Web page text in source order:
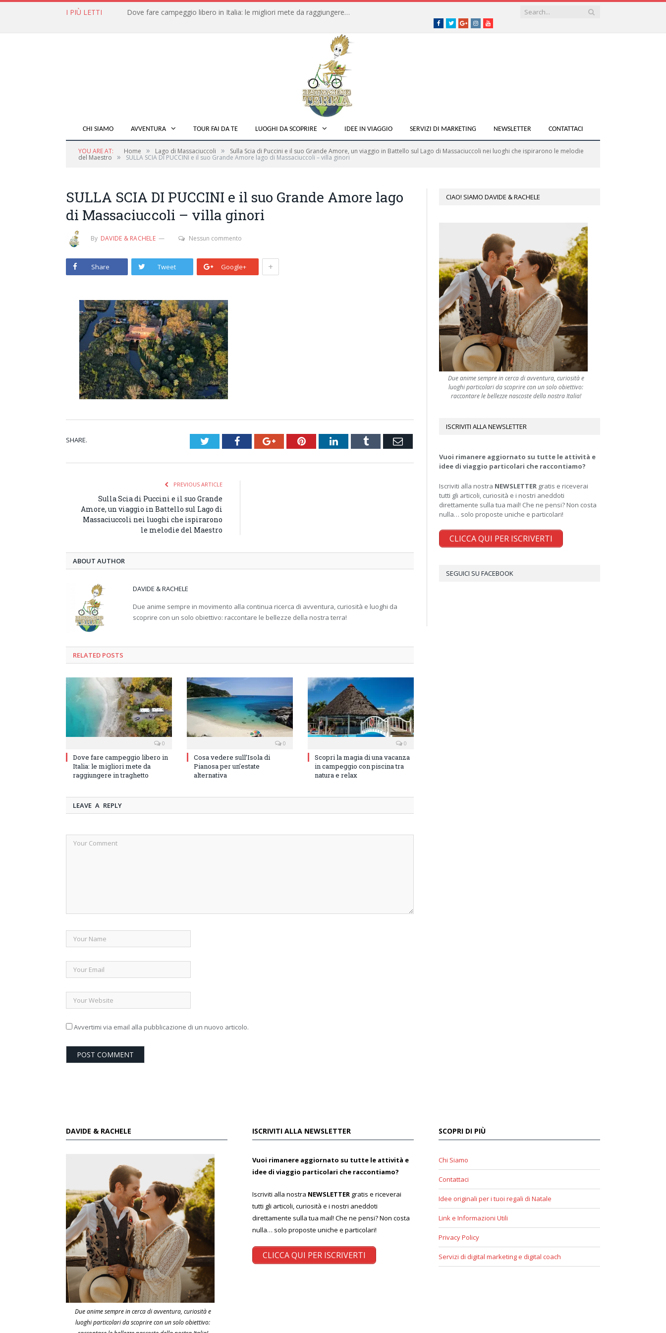
I PIÙ LETTI Dove fare campeggio libero in Italia: le migliori mete da raggiungere in traghetto
Facebook
TwitterGoogle+instagramyoutube
CHI SIAMO AVVENTURA TOUR FAI DA TE LUOGHI DA SCOPRIRE IDEE IN VIAGGIO SERVIZI DI MARKETING NEWSLETTER CONTATTACI
YOU ARE AT: Home » Lago di Massaciuccoli » Sulla Scia di Puccini e il suo Grande Amore, un viaggio in Battello sul Lago di Massaciuccoli nei luoghi che ispirarono le melodie
del Maestro » SULLA SCIA DI PUCCINI e il suo Grande Amore lago di Massaciuccoli – villa ginori
SULLA SCIA DI PUCCINI e il suo Grande Amore lago
di Massaciuccoli – villa ginori
By DAVIDE & RACHELE Nessun commento
Share Tweet Google+ +
SHARE. TwitterFacebookGoogle+PinterestLinkedInTumblr Email
PREVIOUS ARTICLE
Sulla Scia di Puccini e il suo Grande
Amore, un viaggio in Battello sul Lago di
Massaciuccoli nei luoghi che ispirarono
le melodie del Maestro
ABOUT AUTHOR
DAVIDE & RACHELE
Due anime sempre in movimento alla continua ricerca di avventura, curiosità e luoghi da
scoprire con un solo obiettivo: raccontare le bellezze della nostra terra!
RELATED POSTS
0
Dove fare campeggio libero in
Italia: le migliori mete da
raggiungere in traghetto
0
Cosa vedere sull’Isola di
Pianosa per un’estate
alternativa
0
Scopri la magia di una vacanza
in campeggio con piscina tra
natura e relax
LEAVE A REPLY
Avvertimi via email alla pubblicazione di un nuovo articolo.
CIAO! SIAMO DAVIDE & RACHELE
Due anime sempre in cerca di avventura, curiosità e
luoghi particolari da scoprire con un solo obiettivo:
raccontare le bellezze nascoste della nostra Italia!
ISCRIVITI ALLA NEWSLETTER
Vuoi rimanere aggiornato su tutte le attività e
idee di viaggio particolari che raccontiamo?
Iscriviti alla nostra NEWSLETTER gratis e riceverai
tutti gli articoli, curiosità e i nostri aneddoti
direttamente sulla tua mail! Che ne pensi? Non costa
nulla… solo proposte uniche e particolari!
CLICCA QUI PER ISCRIVERTI
SEGUICI SU FACEBOOK
DAVIDE & RACHELE
Due anime sempre in cerca di avventura, curiosità e
luoghi particolari da scoprire con un solo obiettivo:
ISCRIVITI ALLA NEWSLETTER
Vuoi rimanere aggiornato su tutte le attività e
idee di viaggio particolari che raccontiamo?
Iscriviti alla nostra NEWSLETTER gratis e riceverai
tutti gli articoli, curiosità e i nostri aneddoti
direttamente sulla tua mail! Che ne pensi? Non costa
nulla… solo proposte uniche e particolari!
CLICCA QUI PER ISCRIVERTI
SCOPRI DI PIÙ
Chi Siamo
Contattaci
Idee originali per i tuoi regali di Natale
Link e Informazioni Utili
Privacy Policy
Servizi di digital marketing e digital coach